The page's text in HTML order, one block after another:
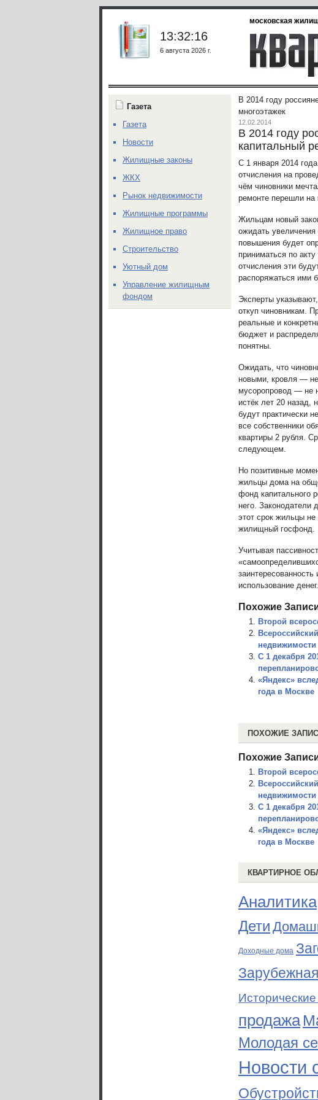
московская
13:32:16
6 августа 2026 г.
В 2014 году
многоэтажек
12.02.2014
В 2014 году
капитальный
С 1 января 2014
отчисления на
чём чиновники
ремонте перешли на
Жильцам новый
ожидать
повышения будет
приниматься по
отчисления эти
распоряжаться ими
Эксперты
откуп чиновникам.
реальные и
бюджет и
понятны.
Ожидать, что
новыми, кровля — не
мусоропровод — не
истёк лет 20 назад,
будут практически
все собственники
квартиры 2 рубля.
следующем.
Но позитивные
жильцы дома на
фонд капитального
него. Законодатели
этот срок жильцы не
жилищный госфонд.
Учитывая
использование денег.
Похожие
Второй
недвижимости
С 1 декабря
«Яндекс»
года в Москве
ПОХОЖИЕ
Похожие
Второй
недвижимости
С 1 декабря
«Яндекс»
года в Москве
КВАРТИРНОЕ
Аналитика
Дети
Доходные дома
Исторические
продажа
Молодая
Новости
Газета
Газета
Новости
Жилищные законы
ЖКХ
Рынок недвижимости
Жилищные программы
Жилищное право
Строительство
Уютный дом
Управление жилищным
фондом